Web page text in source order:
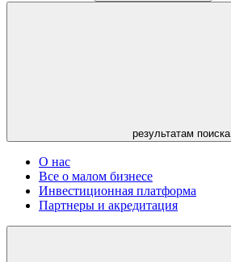
результатам поиска
О нас
Все о малом бизнесе
Инвестиционная платформа
Партнеры и акредитация